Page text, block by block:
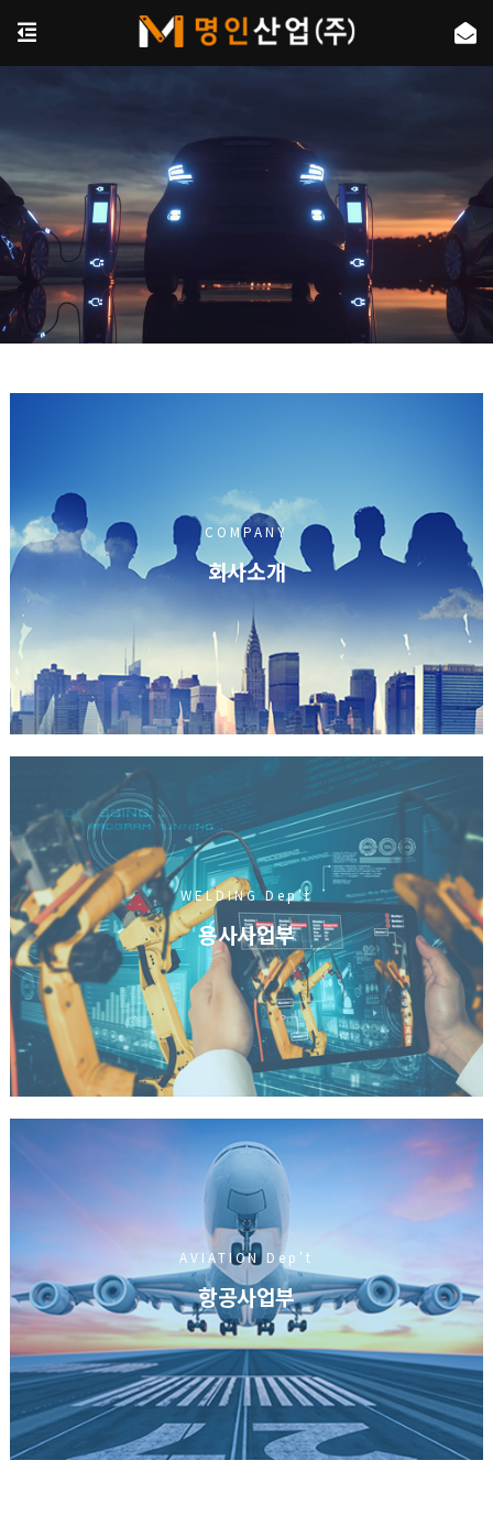
COMPANY
회사소개
WELDING Dep't
용사사업부
AVIATION Dep't
항공사업부